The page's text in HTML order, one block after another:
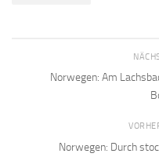
Norwegen: Am
Norwegen: Durch